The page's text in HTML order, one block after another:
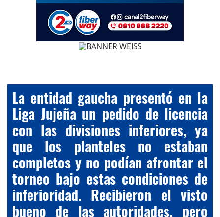
La entidad gaucha presentó en la
Liga Jujeña un pedido de licencia
con las divisiones inferiores, ya
que los planteles no estaban
completos y no podían afrontar el
torneo bajo estas condiciones de
inferioridad. Recibieron el visto
bueno de las autoridades, pero